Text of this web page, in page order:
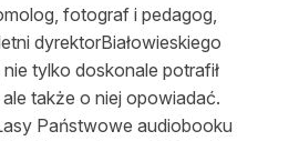
fotograf i pedagog,
dyrektorBiałowieskiego
tylko doskonale potrafił
także o niej opowiadać.
Państwowe audiobooku